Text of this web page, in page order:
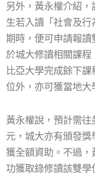
另外，黃永權介紹
生若入讀「社會及
期時，便可申請報
於城大修讀相關課
比亞大學完成餘下
位外，亦可獲當地大
黃永權說，預計需
元，城大亦有頒發
獲全額資助。不過
功獲取錄修讀該雙學